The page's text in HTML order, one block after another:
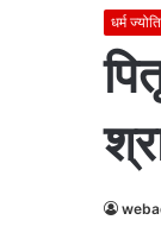
धर्म